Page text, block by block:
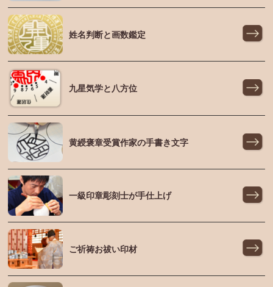
姓名判断と画数鑑定
九星気学と八方位
黄綬褒章受賞作家の手書き文字
一級印章彫刻士が手仕上げ
ご祈祷お祓い印材